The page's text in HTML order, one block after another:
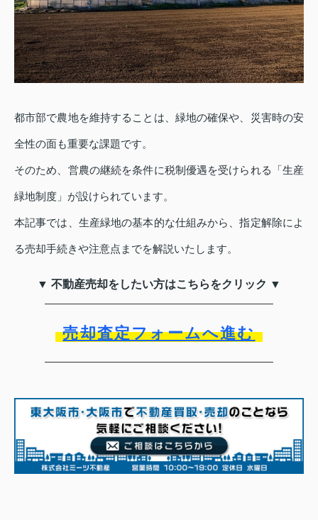
都市部で農地を維持することは、緑地の確保や、災害時の安
全性の面も重要な課題です。
そのため、営農の継続を条件に税制優遇を受けられる「生産
緑地制度」が設けられています。
本記事では、生産緑地の基本的な仕組みから、指定解除によ
る売却手続きや注意点までを解説いたします。
▼ 不動産売却をしたい方はこちらをクリック ▼
売却査定フォームへ進む